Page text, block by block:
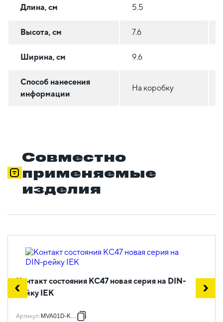
Длина, см 5.5
Высота, см 7.6
Ширина, см 9.6
Способ нанесения
информации
На коробку
Совместно
применяемые
изделия
Контакт состояния КС47 новая серия на DIN-
рейку IEK
Артикул: MVA01D-KS-1